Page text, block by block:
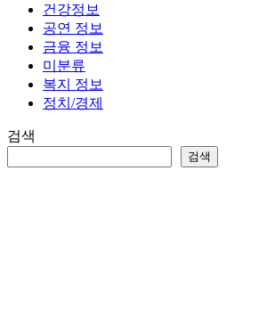
보
험
금
연
금
처
당
건강정보
공연 정보
금융 정보
미분류
복지 정보
정치/경제
검색
검색